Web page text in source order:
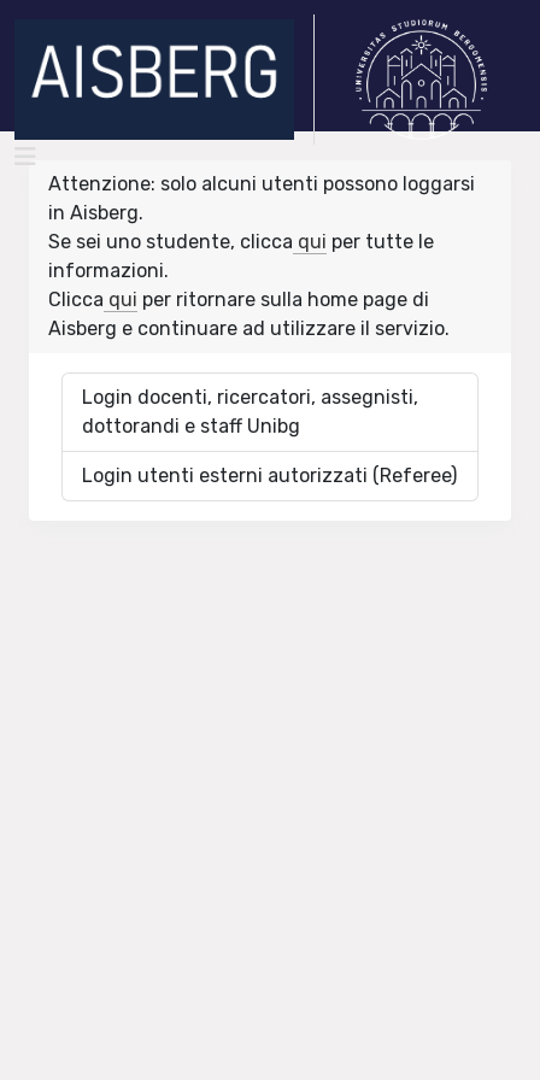
Attenzione: solo alcuni utenti possono loggarsi
in Aisberg.
Se sei uno studente, clicca qui per tutte le
informazioni.
Clicca qui per ritornare sulla home page di
Aisberg e continuare ad utilizzare il servizio.
Login docenti, ricercatori, assegnisti,
dottorandi e staff Unibg
Login utenti esterni autorizzati (Referee)